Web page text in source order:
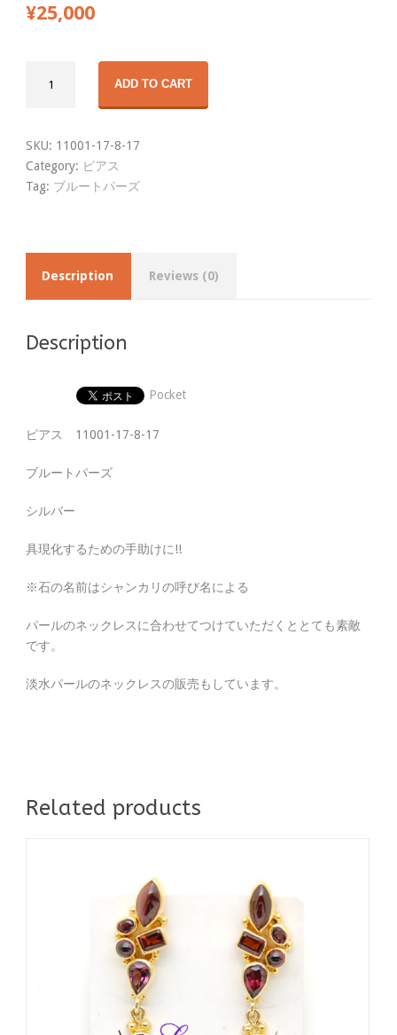
¥25,000
リ
ジ
ュ
ー・
quantity
ADD TO CART
SKU: 11001-17-8-17
Category: ピアス
Tag: ブルートパーズ
Description Reviews (0)
Description
Pocket
ピアス 11001-17-8-17
ブルートパーズ
シルバー
具現化するための手助けに!!
※石の名前はシャンカリの呼び名による
パールのネックレスに合わせてつけていただくととても素敵
です。
淡水パールのネックレスの販売もしています。
Related products